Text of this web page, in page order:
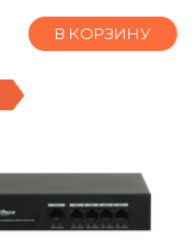
В КОРЗИНУ